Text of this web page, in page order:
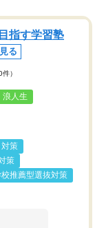
指す学習塾
る
件）
浪人生
策
策
推薦型選抜対策